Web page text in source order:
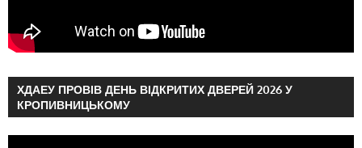
ХДАЕУ ПРОВІВ ДЕНЬ ВІДКРИТИХ ДВЕРЕЙ 2026 У
КРОПИВНИЦЬКОМУ